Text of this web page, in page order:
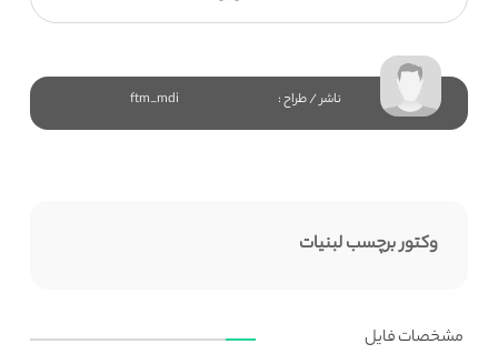
ناشر / طراح : ftm_mdi
وکتور برچسب لبنیات
مشخصات فایل